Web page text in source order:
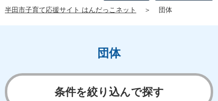
半田市子育て応援サイト はんだっこネット ＞ 団体
団体
条件を絞り込んで探す